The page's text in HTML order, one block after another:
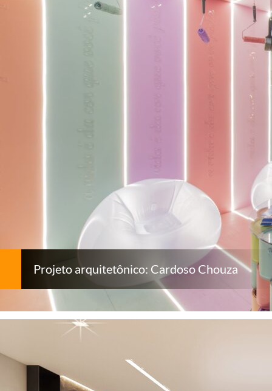
Projeto arquitetônico: Cardoso Chouza